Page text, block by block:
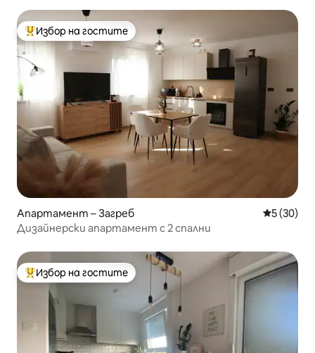
Най-популярен избор на гостите
Избор на гостите
Апартамент – Загреб Средна
5 (30)
Дизайнерски апартамент с 2 спални
Най-популярен избор на гостите
Избор на гостите